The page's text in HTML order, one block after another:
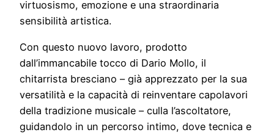
virtuosismo, emozione e una straordinaria
sensibilità artistica.
Con questo nuovo lavoro, prodotto
dall’immancabile tocco di Dario Mollo, il
chitarrista bresciano – già apprezzato per la sua
versatilità e la capacità di reinventare capolavori
della tradizione musicale – culla l’ascoltatore,
guidandolo in un percorso intimo, dove tecnica e